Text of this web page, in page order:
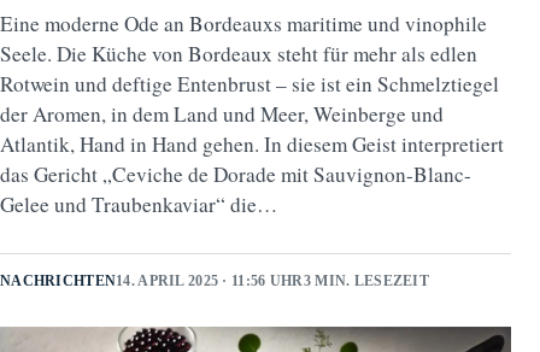
Eine moderne Ode an Bordeauxs maritime und vinophile
Seele. Die Küche von Bordeaux steht für mehr als edlen
Rotwein und deftige Entenbrust – sie ist ein Schmelztiegel
der Aromen, in dem Land und Meer, Weinberge und
Atlantik, Hand in Hand gehen. In diesem Geist interpretiert
das Gericht „Ceviche de Dorade mit Sauvignon-Blanc-
Gelee und Traubenkaviar“ die…
NACHRICHTEN14. APRIL 2025 · 11:56 UHR3 MIN. LESEZEIT